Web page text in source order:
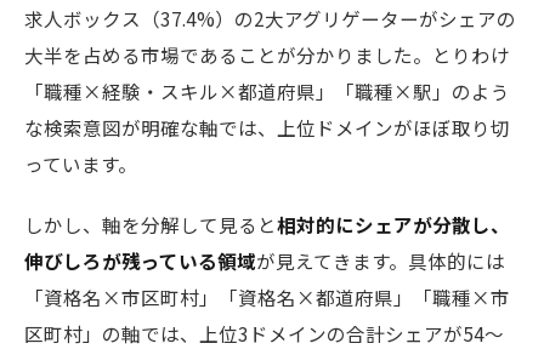
求人ボックス（37.4%）の2大アグリゲーターがシェアの
大半を占める市場であることが分かりました。とりわけ
「職種×経験・スキル×都道府県」「職種×駅」のよう
な検索意図が明確な軸では、上位ドメインがほぼ取り切
っています。
しかし、軸を分解して見ると相対的にシェアが分散し、
伸びしろが残っている領域が見えてきます。具体的には
「資格名×市区町村」「資格名×都道府県」「職種×市
区町村」の軸では、上位3ドメインの合計シェアが54〜